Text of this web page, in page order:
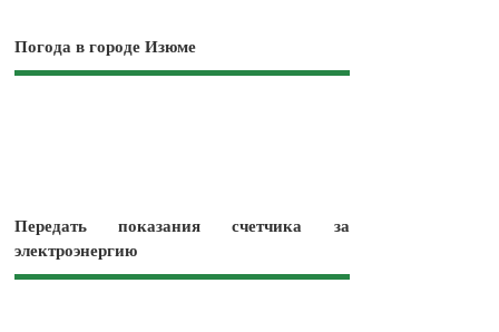
Погода в городе Изюме
Передать показания счетчика за
электроэнергию